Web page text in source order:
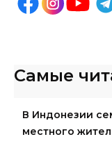
Самые
В Индонезии
местного